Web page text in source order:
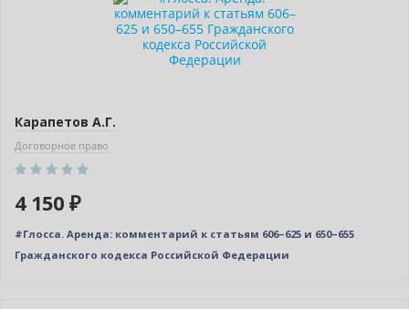
Карапетов А.Г.
Договорное право
4 150 ₽
#Глосса. Аренда: комментарий к статьям 606–625 и 650–655
Гражданского кодекса Российской Федерации